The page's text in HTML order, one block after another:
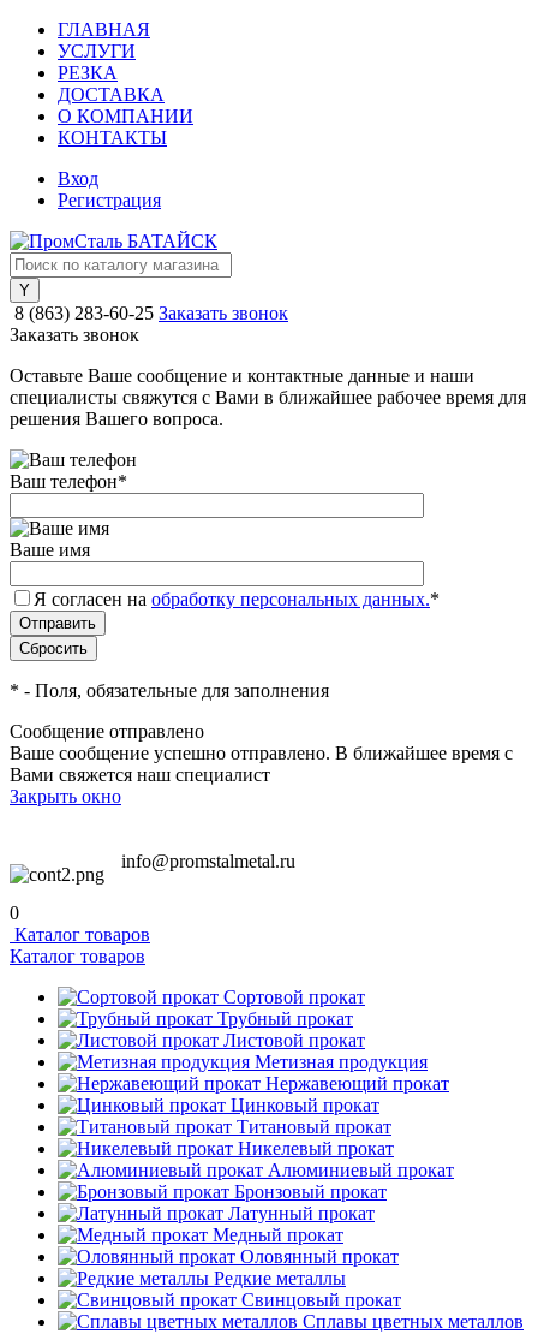
ГЛАВНАЯ
УСЛУГИ
РЕЗКА
ДОСТАВКА
О КОМПАНИИ
КОНТАКТЫ
Вход
Регистрация
8 (863) 283-60-25 Заказать звонок
Заказать звонок
Оставьте Ваше сообщение и контактные данные и наши
специалисты свяжутся с Вами в ближайшее рабочее время для
решения Вашего вопроса.
Ваш телефон*
Ваше имя
Я согласен на обработку персональных данных.*
* - Поля, обязательные для заполнения
Сообщение отправлено
Ваше сообщение успешно отправлено. В ближайшее время с
Вами свяжется наш специалист
Закрыть окно
info@promstalmetal.ru
0
Каталог товаров
Каталог товаров
Сортовой прокат
Трубный прокат
Листовой прокат
Метизная продукция
Нержавеющий прокат
Цинковый прокат
Титановый прокат
Никелевый прокат
Алюминиевый прокат
Бронзовый прокат
Латунный прокат
Медный прокат
Оловянный прокат
Редкие металлы
Свинцовый прокат
Сплавы цветных металлов